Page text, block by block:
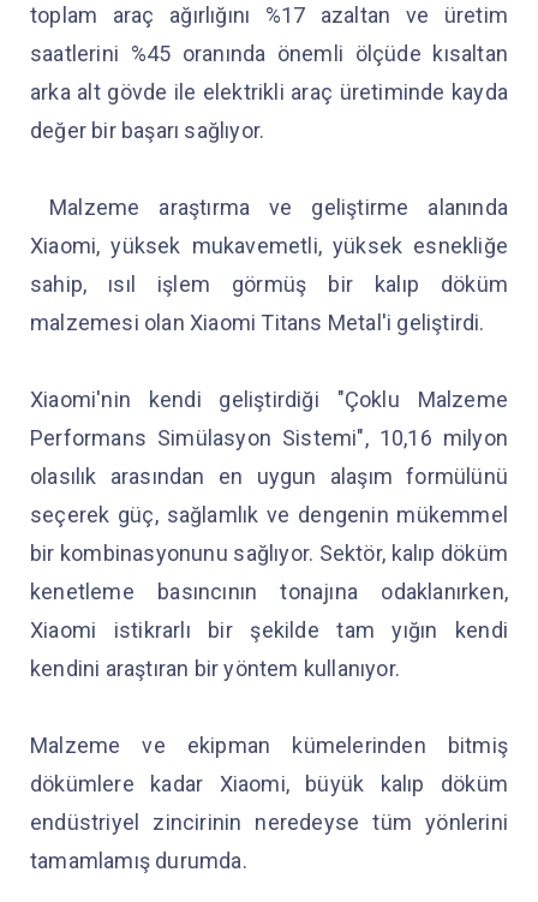
toplam araç ağırlığını %17 azaltan ve üretim
saatlerini %45 oranında önemli ölçüde kısaltan
arka alt gövde ile elektrikli araç üretiminde kayda
değer bir başarı sağlıyor.
Malzeme araştırma ve geliştirme alanında
Xiaomi, yüksek mukavemetli, yüksek esnekliğe
sahip, ısıl işlem görmüş bir kalıp döküm
malzemesi olan Xiaomi Titans Metal'i geliştirdi.
Xiaomi'nin kendi geliştirdiği "Çoklu Malzeme
Performans Simülasyon Sistemi", 10,16 milyon
olasılık arasından en uygun alaşım formülünü
seçerek güç, sağlamlık ve dengenin mükemmel
bir kombinasyonunu sağlıyor. Sektör, kalıp döküm
kenetleme basıncının tonajına odaklanırken,
Xiaomi istikrarlı bir şekilde tam yığın kendi
kendini araştıran bir yöntem kullanıyor.
Malzeme ve ekipman kümelerinden bitmiş
dökümlere kadar Xiaomi, büyük kalıp döküm
endüstriyel zincirinin neredeyse tüm yönlerini
tamamlamış durumda.